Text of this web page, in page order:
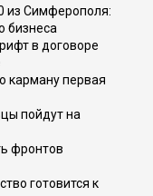
из Симферополя:
бизнеса
в договоре
карману первая
пойдут на
фронтов
готовится к